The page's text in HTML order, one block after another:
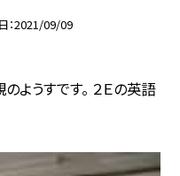
2021/09/09
ようすです。 ２Ｅの英語